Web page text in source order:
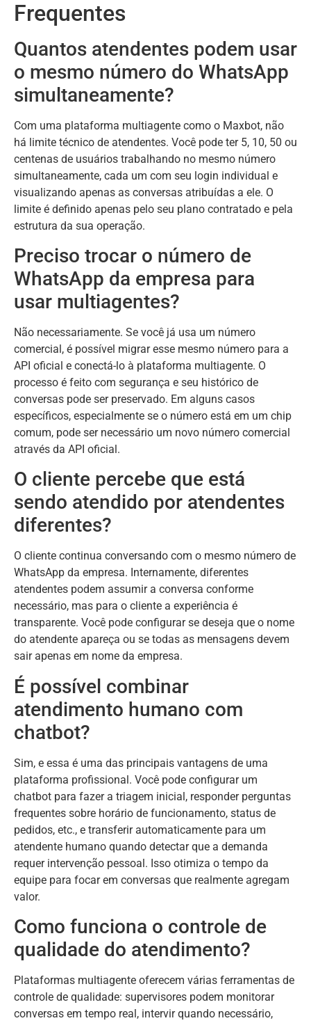
Frequentes
Quantos atendentes podem usar
o mesmo número do WhatsApp
simultaneamente?
Com uma plataforma multiagente como o Maxbot, não
há limite técnico de atendentes. Você pode ter 5, 10, 50 ou
centenas de usuários trabalhando no mesmo número
simultaneamente, cada um com seu login individual e
visualizando apenas as conversas atribuídas a ele. O
limite é definido apenas pelo seu plano contratado e pela
estrutura da sua operação.
Preciso trocar o número de
WhatsApp da empresa para
usar multiagentes?
Não necessariamente. Se você já usa um número
comercial, é possível migrar esse mesmo número para a
API oficial e conectá-lo à plataforma multiagente. O
processo é feito com segurança e seu histórico de
conversas pode ser preservado. Em alguns casos
específicos, especialmente se o número está em um chip
comum, pode ser necessário um novo número comercial
através da API oficial.
O cliente percebe que está
sendo atendido por atendentes
diferentes?
O cliente continua conversando com o mesmo número de
WhatsApp da empresa. Internamente, diferentes
atendentes podem assumir a conversa conforme
necessário, mas para o cliente a experiência é
transparente. Você pode configurar se deseja que o nome
do atendente apareça ou se todas as mensagens devem
sair apenas em nome da empresa.
É possível combinar
atendimento humano com
chatbot?
Sim, e essa é uma das principais vantagens de uma
plataforma profissional. Você pode configurar um
chatbot para fazer a triagem inicial, responder perguntas
frequentes sobre horário de funcionamento, status de
pedidos, etc., e transferir automaticamente para um
atendente humano quando detectar que a demanda
requer intervenção pessoal. Isso otimiza o tempo da
equipe para focar em conversas que realmente agregam
valor.
Como funciona o controle de
qualidade do atendimento?
Plataformas multiagente oferecem várias ferramentas de
controle de qualidade: supervisores podem monitorar
conversas em tempo real, intervir quando necessário,